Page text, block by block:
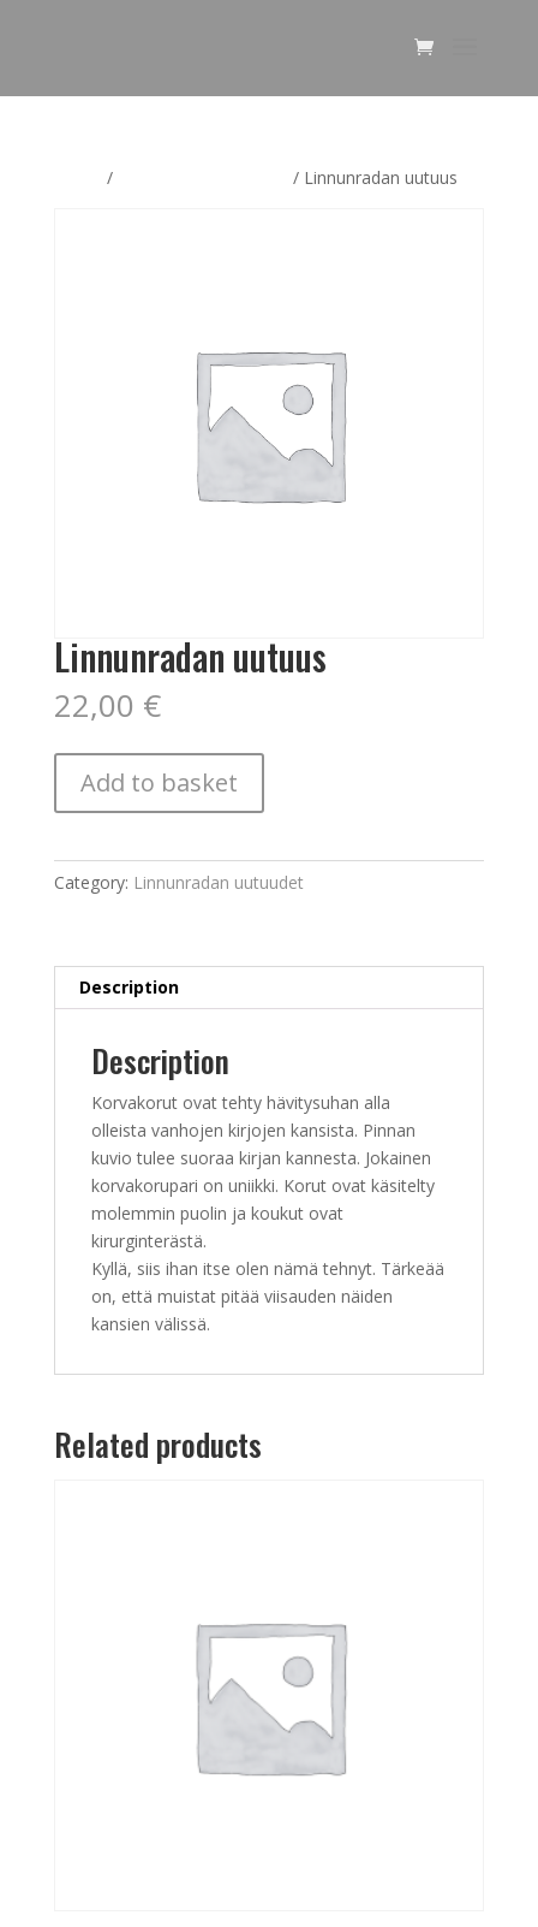
/ / Linnunradan uutuus
Linnunradan uutuus
22,00 €
uutuus
Add to basket
Category: Linnunradan uutuudet
Description
Description
Korvakorut ovat tehty hävitysuhan alla
olleista vanhojen kirjojen kansista. Pinnan
kuvio tulee suoraa kirjan kannesta. Jokainen
korvakorupari on uniikki. Korut ovat käsitelty
molemmin puolin ja koukut ovat
kirurginterästä.
Kyllä, siis ihan itse olen nämä tehnyt. Tärkeää
on, että muistat pitää viisauden näiden
kansien välissä.
Related products